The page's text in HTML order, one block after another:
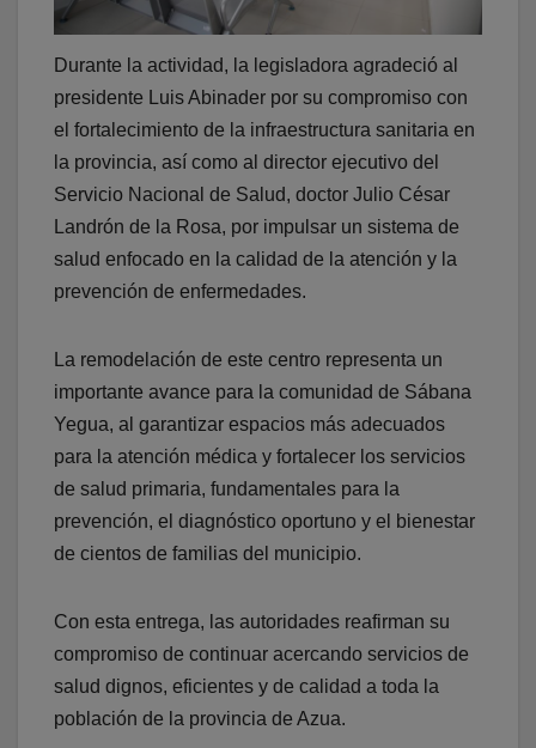
Durante la actividad, la legisladora agradeció al
presidente Luis Abinader por su compromiso con
el fortalecimiento de la infraestructura sanitaria en
la provincia, así como al director ejecutivo del
Servicio Nacional de Salud, doctor Julio César
Landrón de la Rosa, por impulsar un sistema de
salud enfocado en la calidad de la atención y la
prevención de enfermedades.
La remodelación de este centro representa un
importante avance para la comunidad de Sábana
Yegua, al garantizar espacios más adecuados
para la atención médica y fortalecer los servicios
de salud primaria, fundamentales para la
prevención, el diagnóstico oportuno y el bienestar
de cientos de familias del municipio.
Con esta entrega, las autoridades reafirman su
compromiso de continuar acercando servicios de
salud dignos, eficientes y de calidad a toda la
población de la provincia de Azua.